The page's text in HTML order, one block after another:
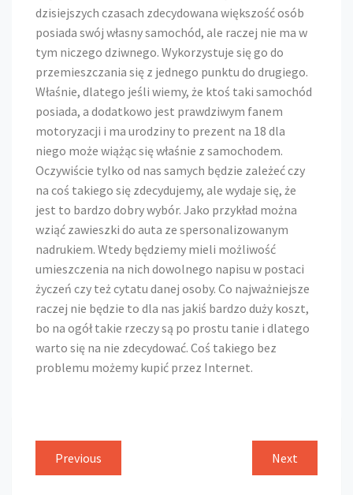
dzisiejszych czasach zdecydowana większość osób
posiada swój własny samochód, ale raczej nie ma w
tym niczego dziwnego. Wykorzystuje się go do
przemieszczania się z jednego punktu do drugiego.
Właśnie, dlatego jeśli wiemy, że ktoś taki samochód
posiada, a dodatkowo jest prawdziwym fanem
motoryzacji i ma urodziny to prezent na 18 dla
niego może wiążąc się właśnie z samochodem.
Oczywiście tylko od nas samych będzie zależeć czy
na coś takiego się zdecydujemy, ale wydaje się, że
jest to bardzo dobry wybór. Jako przykład można
wziąć zawieszki do auta ze spersonalizowanym
nadrukiem. Wtedy będziemy mieli możliwość
umieszczenia na nich dowolnego napisu w postaci
życzeń czy też cytatu danej osoby. Co najważniejsze
raczej nie będzie to dla nas jakiś bardzo duży koszt,
bo na ogół takie rzeczy są po prostu tanie i dlatego
warto się na nie zdecydować. Coś takiego bez
problemu możemy kupić przez Internet.
Nawigacja
Previous
post:
Next
post: